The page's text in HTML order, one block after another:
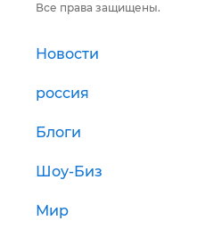
Все права защищены.
Новости
россия
Блоги
Шоу-Биз
Мир